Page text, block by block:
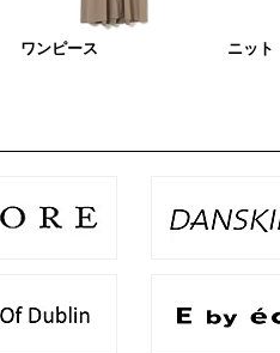
ワンピース ニット